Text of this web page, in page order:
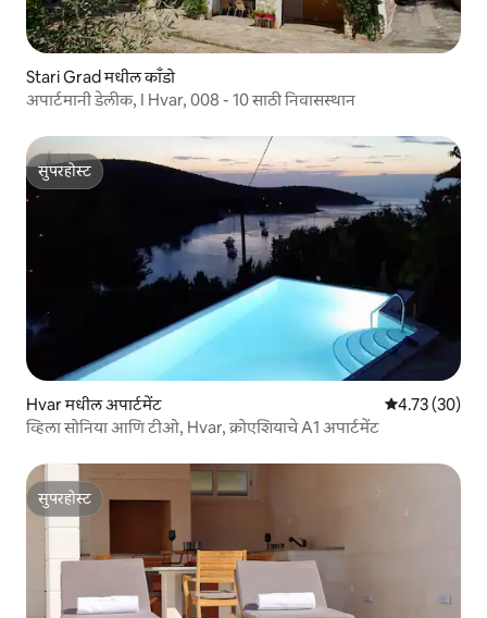
Stari Grad मधील काँडो
अपार्टमानी डेलीक, I Hvar, 008 - 10 साठी निवासस्थान
सुपरहोस्ट
सुपरहोस्ट
Hvar मधील अपार्टमेंट 5 पैकी 4.73
4.73 (30)
व्हिला सोनिया आणि टीओ, Hvar, क्रोएशियाचे A1 अपार्टमेंट
सुपरहोस्ट
सुपरहोस्ट